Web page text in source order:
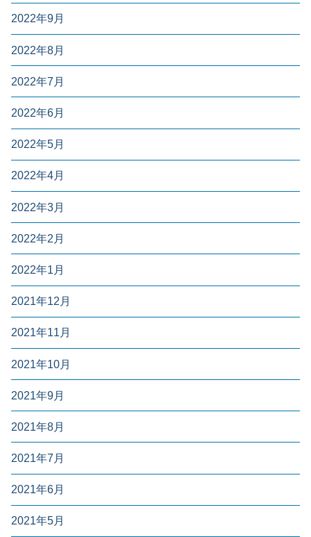
2022年9月
2022年8月
2022年7月
2022年6月
2022年5月
2022年4月
2022年3月
2022年2月
2022年1月
2021年12月
2021年11月
2021年10月
2021年9月
2021年8月
2021年7月
2021年6月
2021年5月